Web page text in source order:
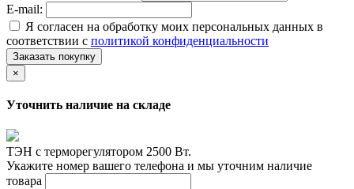
E-mail:
Я согласен на обработку моих персональных данных в
соответствии с политикой конфиденциальности
Заказать покупку
×
Уточнить наличие на складе
ТЭН c терморегулятором 2500 Вт.
Укажите номер вашего телефона и мы уточним наличие
товара